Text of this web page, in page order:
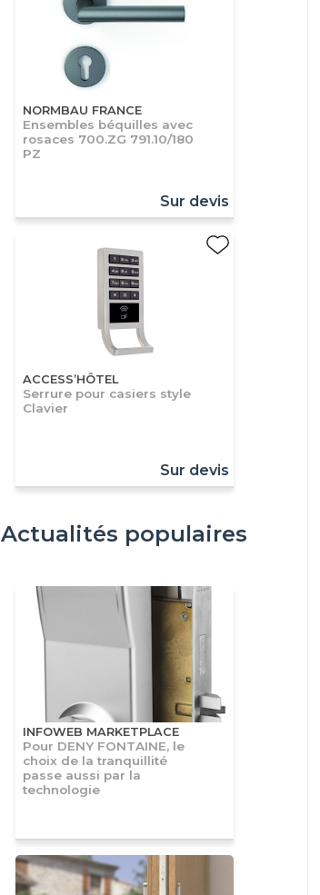
NORMBAU FRANCE
Ensembles béquilles avec
rosaces 700.ZG 791.10/180
PZ
Sur devis
ACCESS’HÔTEL
Serrure pour casiers style
Clavier
Sur devis
Actualités populaires
INFOWEB MARKETPLACE
Pour DENY FONTAINE, le
choix de la tranquillité
passe aussi par la
technologie